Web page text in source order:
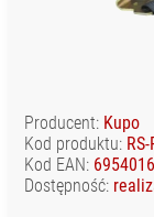
Producent: Kupo
Kod produktu:
Kod EAN:
Dostępność: